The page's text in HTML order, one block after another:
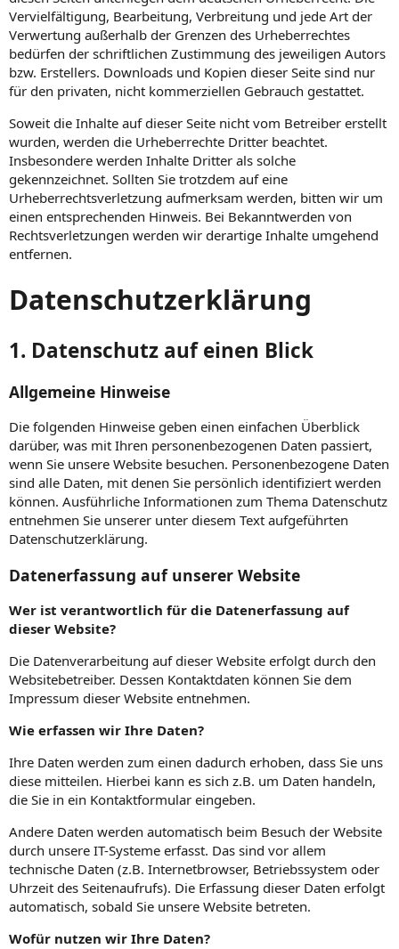
Vervielfältigung, Bearbeitung, Verbreitung und jede Art der
Verwertung außerhalb der Grenzen des Urheberrechtes
bedürfen der schriftlichen Zustimmung des jeweiligen Autors
bzw. Erstellers. Downloads und Kopien dieser Seite sind nur
für den privaten, nicht kommerziellen Gebrauch gestattet.
Soweit die Inhalte auf dieser Seite nicht vom Betreiber erstellt
wurden, werden die Urheberrechte Dritter beachtet.
Insbesondere werden Inhalte Dritter als solche
gekennzeichnet. Sollten Sie trotzdem auf eine
Urheberrechtsverletzung aufmerksam werden, bitten wir um
einen entsprechenden Hinweis. Bei Bekanntwerden von
Rechtsverletzungen werden wir derartige Inhalte umgehend
entfernen.
Datenschutzerklärung
1. Datenschutz auf einen Blick
Allgemeine Hinweise
Die folgenden Hinweise geben einen einfachen Überblick
darüber, was mit Ihren personenbezogenen Daten passiert,
wenn Sie unsere Website besuchen. Personenbezogene Daten
sind alle Daten, mit denen Sie persönlich identifiziert werden
können. Ausführliche Informationen zum Thema Datenschutz
entnehmen Sie unserer unter diesem Text aufgeführten
Datenschutzerklärung.
Datenerfassung auf unserer Website
Wer ist verantwortlich für die Datenerfassung auf
dieser Website?
Die Datenverarbeitung auf dieser Website erfolgt durch den
Websitebetreiber. Dessen Kontaktdaten können Sie dem
Impressum dieser Website entnehmen.
Wie erfassen wir Ihre Daten?
Ihre Daten werden zum einen dadurch erhoben, dass Sie uns
diese mitteilen. Hierbei kann es sich z.B. um Daten handeln,
die Sie in ein Kontaktformular eingeben.
Andere Daten werden automatisch beim Besuch der Website
durch unsere IT-Systeme erfasst. Das sind vor allem
technische Daten (z.B. Internetbrowser, Betriebssystem oder
Uhrzeit des Seitenaufrufs). Die Erfassung dieser Daten erfolgt
automatisch, sobald Sie unsere Website betreten.
Wofür nutzen wir Ihre Daten?